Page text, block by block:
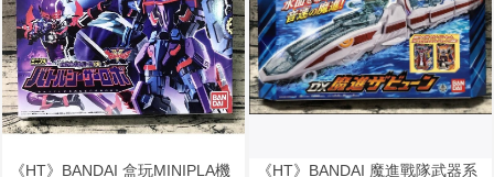
《HT》BANDAI 盒玩MINIPLA機
《HT》BANDAI 魔進戰隊武器系